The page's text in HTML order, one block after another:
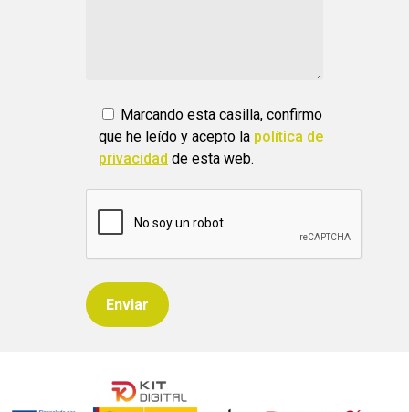
Marcando esta casilla, confirmo
que he leído y acepto la política de
privacidad de esta web.